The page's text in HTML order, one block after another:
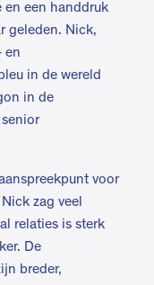
en een handdruk
geleden. Nick,
en
in de wereld
in de
voor
zag veel
relaties is sterk
De
breder,